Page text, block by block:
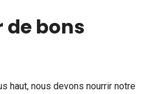
de bons
haut, nous devons nourrir notre